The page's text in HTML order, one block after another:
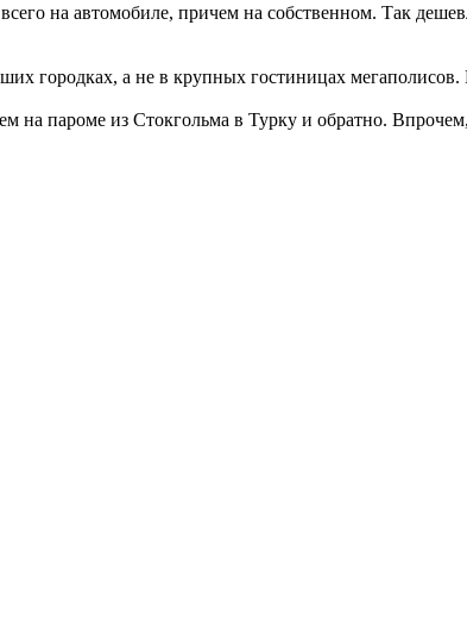
на автомобиле, причем на собственном. Так
городках, а не в крупных гостиницах
пароме из Стокгольма в Турку и обратно.